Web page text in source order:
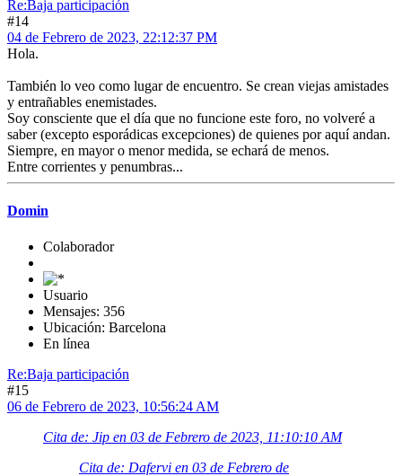
Re:Baja participación
#14
04 de Febrero de 2023, 22:12:37 PM
Hola.
También lo veo como lugar de encuentro. Se crean viejas amistades
y entrañables enemistades.
Soy consciente que el día que no funcione este foro, no volveré a
saber (excepto esporádicas excepciones) de quienes por aquí andan.
Siempre, en mayor o menor medida, se echará de menos.
Entre corrientes y penumbras...
Domin
Colaborador
Usuario
Mensajes: 356
Ubicación: Barcelona
En línea
Re:Baja participación
#15
06 de Febrero de 2023, 10:56:24 AM
Cita de: Jip en 03 de Febrero de 2023, 11:10:10 AM
Cita de: Dafervi en 03 de Febrero de